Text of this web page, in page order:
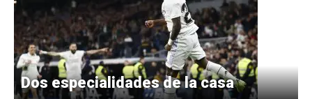
Dos especialidades de la casa